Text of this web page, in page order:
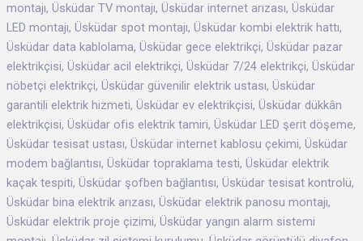
montajı, Üsküdar TV montajı, Üsküdar internet arızası, Üsküdar
LED montajı, Üsküdar spot montajı, Üsküdar kombi elektrik hattı,
Üsküdar data kablolama, Üsküdar gece elektrikçi, Üsküdar pazar
elektrikçisi, Üsküdar acil elektrikçi, Üsküdar 7/24 elektrikçi, Üsküdar
nöbetçi elektrikçi, Üsküdar güvenilir elektrik ustası, Üsküdar
garantili elektrik hizmeti, Üsküdar ev elektrikçisi, Üsküdar dükkân
elektrikçisi, Üsküdar ofis elektrik tamiri, Üsküdar LED şerit döşeme,
Üsküdar tesisat ustası, Üsküdar internet kablosu çekimi, Üsküdar
modem bağlantısı, Üsküdar topraklama testi, Üsküdar elektrik
kaçak tespiti, Üsküdar şofben bağlantısı, Üsküdar tesisat kontrolü,
Üsküdar bina elektrik arızası, Üsküdar elektrik panosu montajı,
Üsküdar elektrik proje çizimi, Üsküdar yangın alarm sistemi